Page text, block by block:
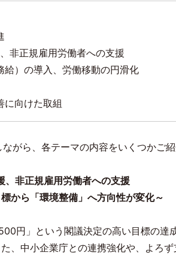
非正規雇用労働者への支援
）の導入、労働移動の円滑化
に向けた取組
がら、各テーマの内容をいくつかご紹
非正規雇用労働者への支援
から「環境整備」へ方向性が変化～
円」という閣議決定の高い目標の達
、中小企業庁との連携強化や、よろ